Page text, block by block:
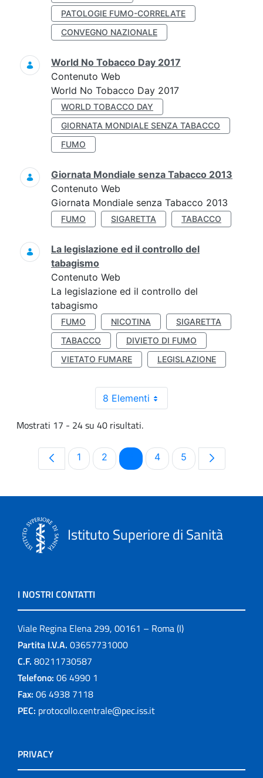
PATOLOGIE FUMO-CORRELATE
CONVEGNO NAZIONALE
World No Tobacco Day 2017
Contenuto Web
World No Tobacco Day 2017
WORLD TOBACCO DAY
GIORNATA MONDIALE SENZA TABACCO
FUMO
Giornata Mondiale senza Tabacco 2013
Contenuto Web
Giornata Mondiale senza Tabacco 2013
FUMO SIGARETTA TABACCO
La legislazione ed il controllo del
tabagismo
Contenuto Web
La legislazione ed il controllo del
tabagismo
FUMO NICOTINA
SIGARETTA
TABACCO
DIVIETO DI FUMO
VIETATO FUMARE
LEGISLAZIONE
8 Elementi
Mostrati 17 - 24 su 40 risultati.
Pagina
1 Pagina
2 PaginaPagina
4 Pagina
5
Istituto Superiore di Sanità
I NOSTRI CONTATTI
Viale Regina Elena 299, 00161 – Roma (I)
Partita I.V.A. 03657731000
C.F. 80211730587
Telefono: 06 4990 1
Fax: 06 4938 7118
PEC: protocollo.centrale@pec.iss.it
PRIVACY